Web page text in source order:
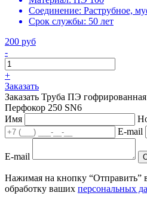
Соединение: Раструбное,
Срок службы: 50 лет
200 руб
-
+
Заказать
Заказать Труба ПЭ
Перфокор 250 SN6
Имя
E-mail
E-mail
Нажимая на кнопку “Отправить”
обработку ваших персональных